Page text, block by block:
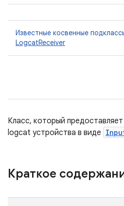
Известные косвенные
LogcatReceiver
Класс, который
logcat устройства в виде
Краткое